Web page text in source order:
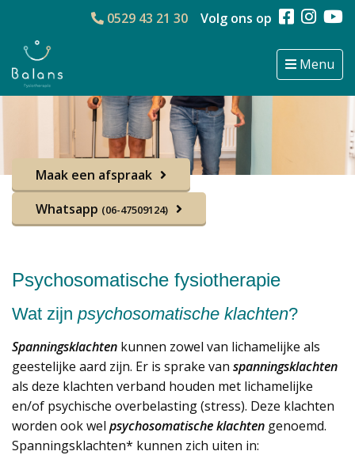
0529 43 21 30 Volg ons op
Menu
Maak een afspraak
Whatsapp (06-47509124)
Psychosomatische fysiotherapie
Wat zijn psychosomatische klachten?
Spanningsklachten kunnen zowel van lichamelijke als
geestelijke aard zijn. Er is sprake van spanningsklachten
als deze klachten verband houden met lichamelijke
en/of psychische overbelasting (stress). Deze klachten
worden ook wel psychosomatische klachten genoemd.
Spanningsklachten* kunnen zich uiten in: